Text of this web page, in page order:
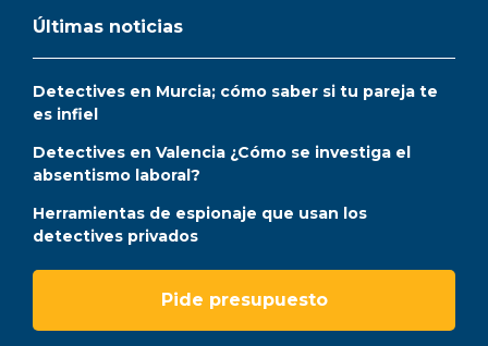
Últimas noticias
Detectives en Murcia; cómo saber si tu pareja te
es infiel
Detectives en Valencia ¿Cómo se investiga el
absentismo laboral?
Herramientas de espionaje que usan los
detectives privados
Pide presupuesto